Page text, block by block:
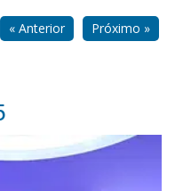
« Anterior Próximo »